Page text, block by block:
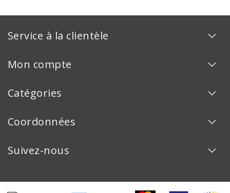
Service à la clientèle
Mon compte
Catégories
Coordonnées
Suivez-nous